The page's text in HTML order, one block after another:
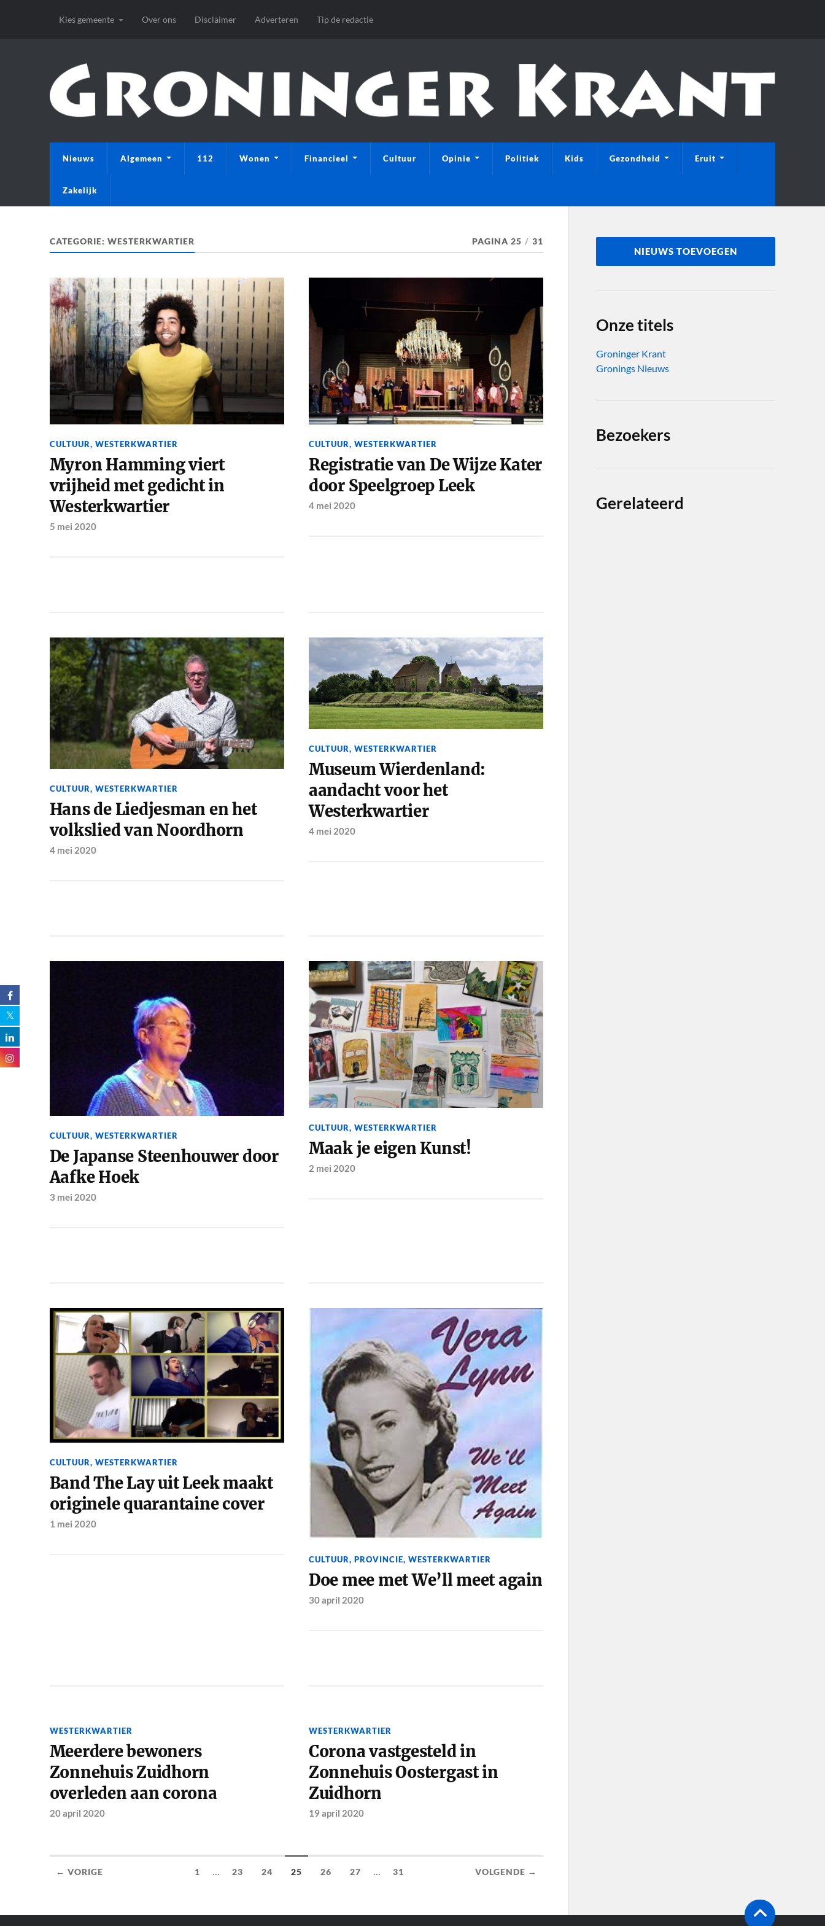
Kies gemeente Over ons Disclaimer Adverteren Tip de redactie
Nieuws Algemeen 112 Wonen Financieel Cultuur Opinie Politiek Kids Gezondheid Eruit
Zakelijk
CATEGORIE: WESTERKWARTIER PAGINA 25 / 31
CULTUUR, WESTERKWARTIER
Myron Hamming viert
vrijheid met gedicht in
Westerkwartier
5 mei 2020
CULTUUR, WESTERKWARTIER
Registratie van De Wijze Kater
door Speelgroep Leek
4 mei 2020
CULTUUR, WESTERKWARTIER
Hans de Liedjesman en het
volkslied van Noordhorn
4 mei 2020
CULTUUR, WESTERKWARTIER
Museum Wierdenland:
aandacht voor het
Westerkwartier
4 mei 2020
CULTUUR, WESTERKWARTIER
De Japanse Steenhouwer door
Aafke Hoek
3 mei 2020
CULTUUR, WESTERKWARTIER
Maak je eigen Kunst!
2 mei 2020
CULTUUR, WESTERKWARTIER
Band The Lay uit Leek maakt
originele quarantaine cover
1 mei 2020
CULTUUR, PROVINCIE, WESTERKWARTIER
Doe mee met We’ll meet again
30 april 2020
WESTERKWARTIER
Meerdere bewoners
Zonnehuis Zuidhorn
overleden aan corona
20 april 2020
WESTERKWARTIER
Corona vastgesteld in
Zonnehuis Oostergast in
Zuidhorn
19 april 2020
← VORIGE 1 ... 23 24 25 26 27 ... 31 VOLGENDE →
NIEUWS TOEVOEGEN
Onze titels
Groninger Krant
Gronings Nieuws
Bezoekers
Gerelateerd